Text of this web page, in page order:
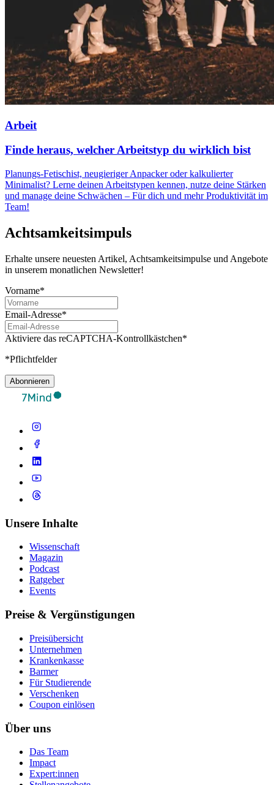
Arbeit
Finde heraus, welcher Arbeitstyp du wirklich bist
Planungs-Fetischist, neugieriger Anpacker oder kalkulierter
Minimalist? Lerne deinen Arbeitstypen kennen, nutze deine Stärken
und manage deine Schwächen – Für dich und mehr Produktivität im
Team!
Achtsamkeitsimpuls
Erhalte unsere neuesten Artikel, Achtsamkeitsimpulse und Angebote
in unserem monatlichen Newsletter!
Vorname*
Email-Adresse*
Aktiviere das reCAPTCHA-Kontrollkästchen*
*Pflichtfelder
Abonnieren
Unsere Inhalte
Wissenschaft
Magazin
Podcast
Ratgeber
Events
Preise & Vergünstigungen
Preisübersicht
Unternehmen
Krankenkasse
Barmer
Für Studierende
Ver­schen­ken
Coupon einlösen
Über uns
Das Team
Impact
Expert:innen